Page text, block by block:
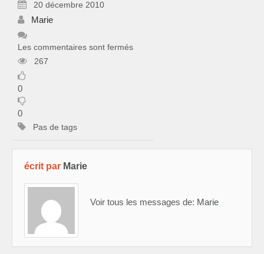
20 décembre 2010
Marie
Les commentaires sont fermés
267
0
0
Pas de tags
écrit par Marie
Voir tous les messages de: Marie